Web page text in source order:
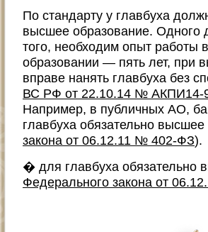
По стандарту у главбуха
высшее образование. Одного
того, необходим опыт работы
образовании — пять лет, при
вправе нанять главбуха без
ВС РФ от 22.10.14 № АКПИ14-
Например, в публичных АО,
главбуха обязательно
закона от 06.12.11 № 402-ФЗ).
� для главбуха обязательно
Федерального закона от